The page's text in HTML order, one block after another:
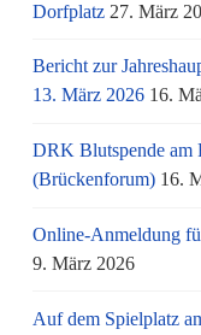
Dorfplatz 27. März
Bericht zur
13. März 2026 16.
DRK Blutspende am
(Brückenforum) 16.
Online-Anmeldung
9. März 2026
Auf dem Spielplatz